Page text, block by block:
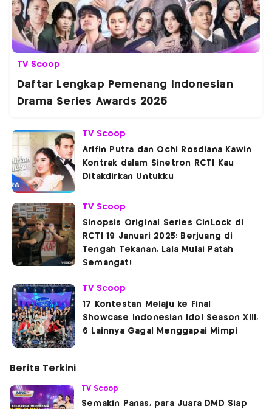
TV Scoop
Daftar Lengkap Pemenang Indonesian
Drama Series Awards 2025
TV Scoop
Arifin Putra dan Ochi Rosdiana Kawin
Kontrak dalam Sinetron RCTI Kau
Ditakdirkan Untukku
TV Scoop
Sinopsis Original Series CinLock di
RCTI 19 Januari 2025: Berjuang di
Tengah Tekanan, Lala Mulai Patah
Semangat!
TV Scoop
17 Kontestan Melaju ke Final
Showcase Indonesian Idol Season XIII,
6 Lainnya Gagal Menggapai Mimpi
Berita Terkini
TV Scoop
Semakin Panas, para Juara DMD Siap